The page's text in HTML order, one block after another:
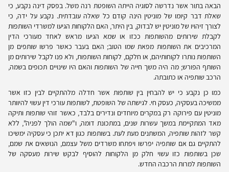
הבאה בתור אשר נדרשה לסוגיה הייתה השופטת רנה משל. בפסק דינה נקבע, כי
שאלת דבר קיומו של מוניטין הינה קודם כל שאלה עובדתית. נקבע על ידה, כי
לצורך זיהויו של מוניטין יש לבדוק, בין היתר, האם הלקוחות הגיעו למשרדי השותפות
לקבלת שירותים מהשותפות ככזו או שמא הגיעו מראש לאחד מעורכי הדין
המרכיבים את השותפות מפאת שמו הטוב; האם בעבר כאשר פרשו שותפים מן
השותפות נותרו לקוחותיהם, או חלקם, לקוחות השותפות, ולא פנו לקבל שירותים מן
השותף הפורש; מה היה משך חייה של השותפות והאם היו שינויים תכופים בשמה,
הרכב שותפיה או כתובתה.
כמו כן נקבע כי יש להבחין בין שותפות אשר חדלה מלהתקיים לבין כזו אשר
ממשיכה בעסקיה, כעסק חי. לגישתה של השופטת, לשותפות עורכי דין עשוי להיוותר
מוניטין עם פירוקה רק במקרים מיוחדים ונדירים בלבד, כאשר זוהי שותפות ותיקה
מאד המתקיימת במשך עשרות שנים, במתכונת דומה, ו"שמה הולך לפניה", ללא
קשר לזהות שותפיה, המשתנים מעת לעת. בשותפות כגון דא יתכן כי עסקיה ימשיכו
להתקיים גם אם שותפיה יפרשו ויפתחו משרדים משל עצמם, הנושאים את שמם,
שכן בשותפות כזו עשוי חלק מן הלקוחות להוסיף לבקש שירות מעסקה של
השותפות למרות הרכבה החדש.